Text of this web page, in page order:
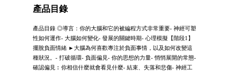
產品目錄
產品目錄 ◎導言：你的大腦和它的被編程方式非常重要- 神經可塑
性如何運作- 大腦如何變化- 發展的關鍵時期- 心理模擬【階段1】
擺脫負面情緒 ►大腦為何喜歡專注於負面事情，以及如何改變這
種狀況。- 打破循環- 負面偏見- 你的思想的力量- 悄悄展開的常態-
確認偏見︰你相信什麼就會看見什麼- 結束、失落和悲傷- 神經工